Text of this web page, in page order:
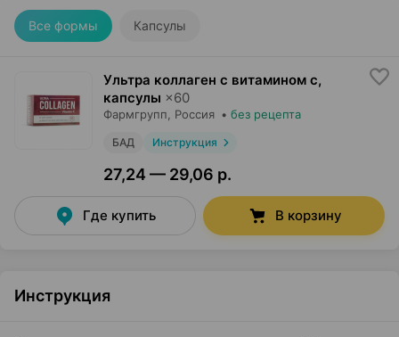
Все формы Капсулы
Ультра коллаген с витамином с,
капсулы ×60
Фармгрупп , Россия • без рецепта
БАД Инструкция
27,24 — 29,06 р.
Где купить В корзину
Инструкция